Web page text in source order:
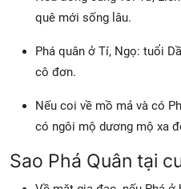
quê mới sống lâu.
Phá quân ở Tí, Ngọ: tuổi
cô đơn.
Nếu coi về mồ mả và có
có ngôi mộ dương mộ xa
Sao Phá Quân tại